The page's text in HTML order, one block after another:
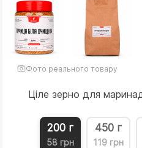
Фото реального товару
Ціле зерно для
200 г
58 грн
450 г
119 грн